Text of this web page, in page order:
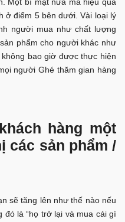
Một bí mật nữa mà hiệu quả
ở điểm 5 bên dưới. Vài loại lý
người mua như chất lượng
phẩm cho người khác như
bao giờ được thực hiện
người Ghé thăm gian hàng
hàng một
các sản phẩm /
sẽ tăng lên như thế nào nếu
đó là “họ trở lại và mua cái gì